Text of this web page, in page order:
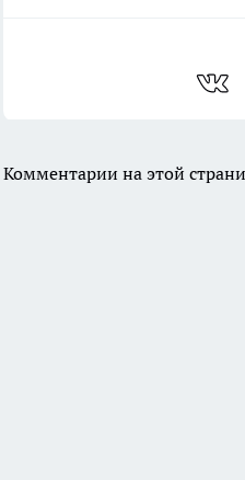
Комментарии на этой